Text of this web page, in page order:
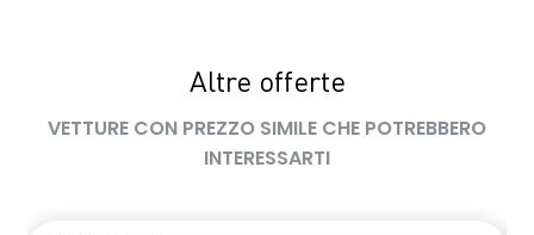
Altre offerte
VETTURE CON PREZZO SIMILE CHE POTREBBERO
INTERESSARTI